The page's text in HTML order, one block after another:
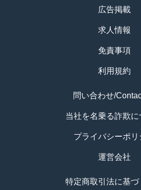
広告掲載
求人情報
免責事項
利用規約
問い合わせ/
当社を名乗る詐欺に
プライバシーポリ
運営会社
特定商取引法に基づ